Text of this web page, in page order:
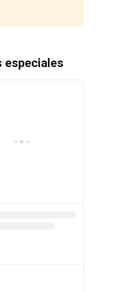
especiales